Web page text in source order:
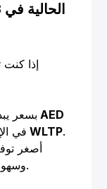
إذا كنت
: بسعر 206,900 AED
في 530 كم وفق WLTP.
وسهولة أكبر في الاصطفاف لسائقي المدن.